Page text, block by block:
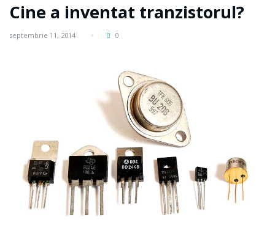
Cine a inventat tranzistorul?
septembrie 11, 2014 0